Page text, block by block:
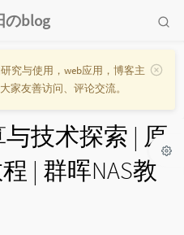
のblog
究与使用，web应用，博客主
家友善访问、评论交流。
技术探索 | 原
| 群晖NAS教